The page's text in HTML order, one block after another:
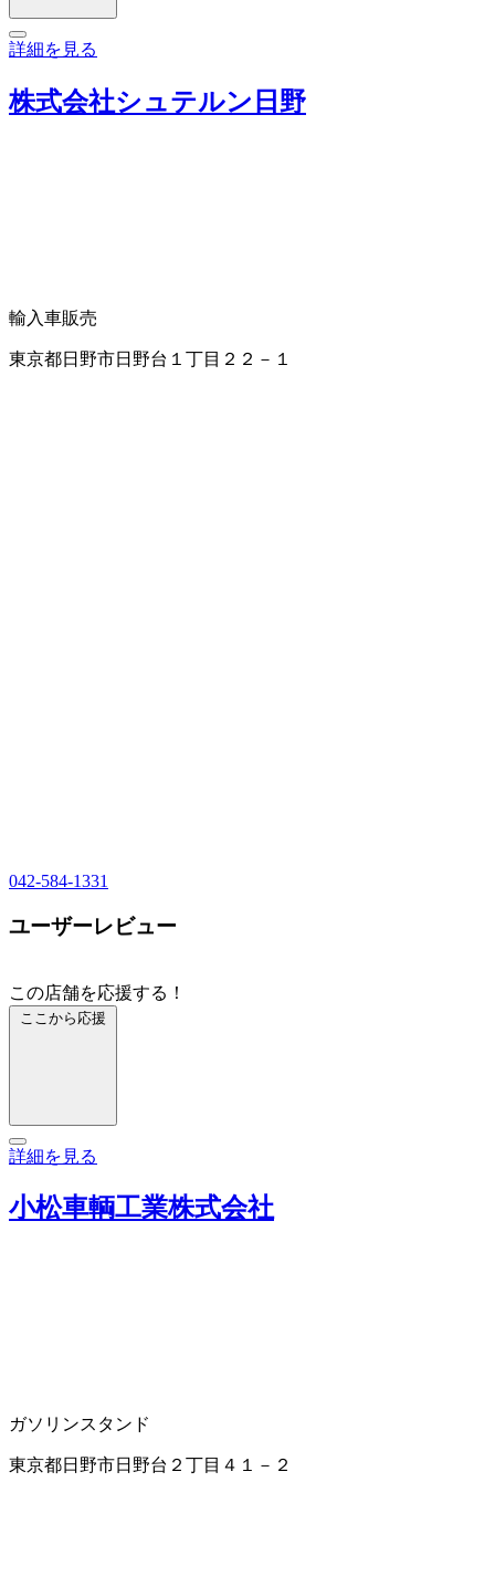
詳細を見る
株式会社シュテルン日野
輸入車販売
東京都日野市日野台１丁目２２－１
042-584-1331
ユーザーレビュー
この店舗を応援する！
ここから応援
詳細を見る
小松車輌工業株式会社
ガソリンスタンド
東京都日野市日野台２丁目４１－２